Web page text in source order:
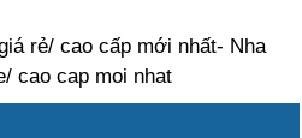
rẻ/ cao cấp mới nhất- Nha
cao cap moi nhat